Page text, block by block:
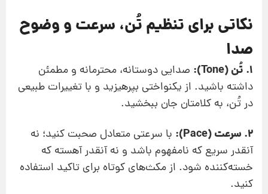
نکاتی برای تنظیم تُن، سرعت و وضوح
صدا
1. تُن (Tone):
صدایی دوستانه، محترمانه و مطمئن
داشته باشید. از یکنواختی بپرهیزید و با تغییرات طبیعی
در تُن، به کلامتان جان ببخشید.
2. سرعت (Pace):
با سرعتی متعادل صحبت کنید؛ نه
آنقدر سریع که نامفهوم باشد و نه آنقدر آهسته که
خسته‌کننده شود. از مکث‌های کوتاه برای تاکید استفاده
کنید.